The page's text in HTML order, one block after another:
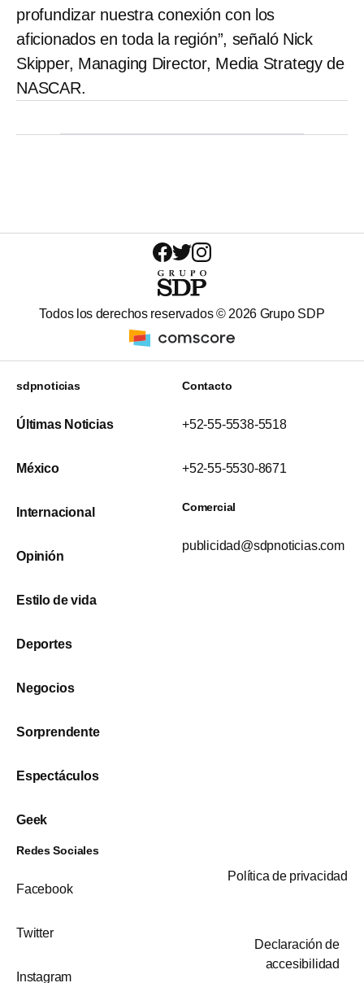
profundizar nuestra conexión con los
aficionados en toda la región”, señaló Nick
Skipper, Managing Director, Media Strategy de
NASCAR.
Todos los derechos reservados © 2026 Grupo SDP
sdpnoticias
Últimas Noticias
México
Internacional
Opinión
Estilo de vida
Deportes
Negocios
Sorprendente
Espectáculos
Geek
Contacto
+52-55-5538-5518
+52-55-5530-8671
Comercial
publicidad@sdpnoticias.com
Redes Sociales
Facebook
Twitter
Instagram
Política de privacidad
Declaración de
accesibilidad